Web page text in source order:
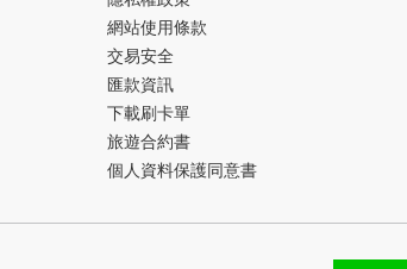
網站使用條款
交易安全
匯款資訊
下載刷卡單
旅遊合約書
個人資料保護同意書